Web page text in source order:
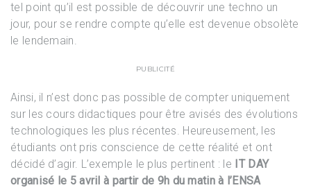
tel point qu’il est possible de découvrir une techno un
jour, pour se rendre compte qu’elle est devenue obsolète
le lendemain.
PUBLICITÉ
Ainsi, il n’est donc pas possible de compter uniquement
sur les cours didactiques pour être avisés des évolutions
technologiques les plus récentes. Heureusement, les
étudiants ont pris conscience de cette réalité et ont
décidé d’agir. L’exemple le plus pertinent : le IT DAY
organisé le 5 avril à partir de 9h du matin à l’ENSA